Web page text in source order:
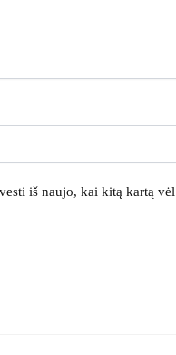
iš naujo, kai kitą kartą vėl